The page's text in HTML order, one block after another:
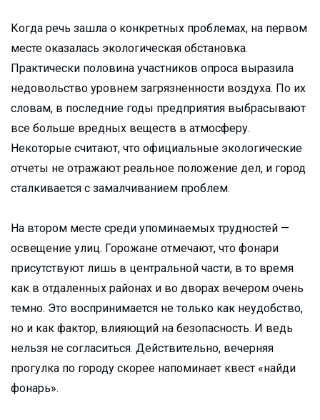
Когда речь зашла о конкретных проблемах, на первом
месте оказалась экологическая обстановка.
Практически половина участников опроса выразила
недовольство уровнем загрязненности воздуха. По их
словам, в последние годы предприятия выбрасывают
все больше вредных веществ в атмосферу.
Некоторые считают, что официальные экологические
отчеты не отражают реальное положение дел, и город
сталкивается с замалчиванием проблем.
На втором месте среди упоминаемых трудностей —
освещение улиц. Горожане отмечают, что фонари
присутствуют лишь в центральной части, в то время
как в отдаленных районах и во дворах вечером очень
темно. Это воспринимается не только как неудобство,
но и как фактор, влияющий на безопасность. И ведь
нельзя не согласиться. Действительно, вечерняя
прогулка по городу скорее напоминает квест «найди
фонарь».